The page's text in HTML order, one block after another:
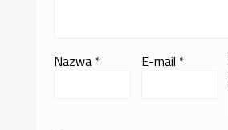
Nazwa * E-mail *